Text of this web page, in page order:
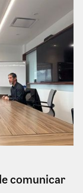
comunicar